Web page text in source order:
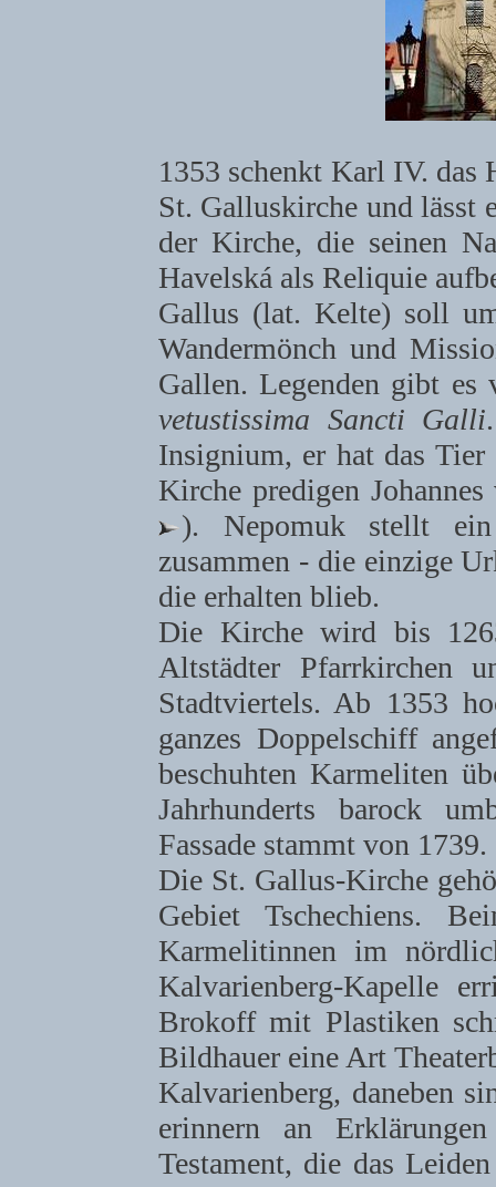
1353 schenkt Karl IV. das
St. Galluskirche und lässt
der Kirche, die seinen
Havelská als Reliquie
Gallus (lat. Kelte) soll
Wandermönch und
Gallen. Legenden gibt
vetustissima Sancti Galli
Insignium, er hat das
Kirche predigen
). Nepomuk stellt ein
zusammen - die einzige
die erhalten blieb.
Die Kirche wird bis
Altstädter Pfarrkirchen
Stadtviertels. Ab 1353
ganzes Doppelschiff
beschuhten Karmeliten
Jahrhunderts barock
Fassade stammt von 1739.
Die St. Gallus-Kirche
Gebiet Tschechiens.
Karmelitinnen im
Kalvarienberg-Kapelle
Brokoff mit Plastiken
Bildhauer eine Art
Kalvarienberg, daneben
erinnern an
Testament, die das